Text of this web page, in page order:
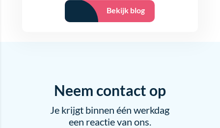
Bekijk blog
Neem contact op
Je krijgt binnen één werkdag
een reactie van ons.